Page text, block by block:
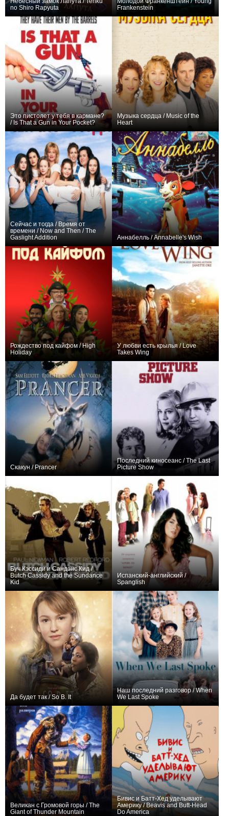
no Shiro Rapyuta
Frankenstein
Это пистолет у тебя в кармане?
/ Is That a Gun in Your Pocket?
Музыка сердца / Music of the
Heart
Сейчас и тогда / Время от
времени / Now and Then / The
Gaslight Addition
Аннабелль / Annabelle's Wish
Рождество под кайфом / High
Holiday
У любви есть крылья / Love
Takes Wing
Скакун / Prancer
Последний киносеанс / The Last
Picture Show
Буч Кэссиди и Сандэнс Кид /
Butch Cassidy and the Sundance
Kid
Испанский-английский /
Spanglish
Да будет так / So B. It
Наш последний разговор / When
We Last Spoke
Великан с Громовой горы / The
Giant of Thunder Mountain
Бивис и Батт-Хед уделывают
Америку / Beavis and Butt-Head
Do America